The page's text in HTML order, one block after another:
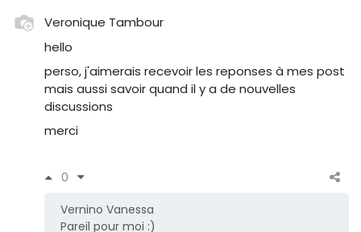
Veronique Tambour
hello
perso, j'aimerais recevoir les reponses à mes post
mais aussi savoir quand il y a de nouvelles
discussions
merci
0
Vernino Vanessa
Pareil pour moi :)